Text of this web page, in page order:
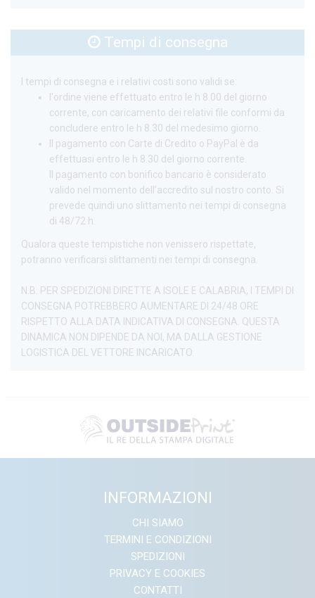
Tempi di consegna
I tempi di consegna e i relativi costi sono validi se:
l'ordine viene effettuato entro le h 8.00 del giorno
corrente, con caricamento dei relativi file conformi da
concludere entro le h 8.30 del medesimo giorno.
Il pagamento con Carte di Credito o PayPal è da
effettuasi entro le h 8.30 del giorno corrente.
Il pagamento con bonifico bancario è considerato
valido nel momento dell’accredito sul nostro conto. Si
prevede quindi uno slittamento nei tempi di consegna
di 48/72 h.
Qualora queste tempistiche non venissero rispettate,
potranno verificarsi slittamenti nei tempi di consegna.
N.B. PER SPEDIZIONI DIRETTE A ISOLE E CALABRIA, I TEMPI DI
CONSEGNA POTREBBERO AUMENTARE DI 24/48 ORE
RISPETTO ALLA DATA INDICATIVA DI CONSEGNA. QUESTA
DINAMICA NON DIPENDE DA NOI, MA DALLA GESTIONE
LOGISTICA DEL VETTORE INCARICATO.
INFORMAZIONI
CHI SIAMO
TERMINI E CONDIZIONI
SPEDIZIONI
PRIVACY E COOKIES
CONTATTI